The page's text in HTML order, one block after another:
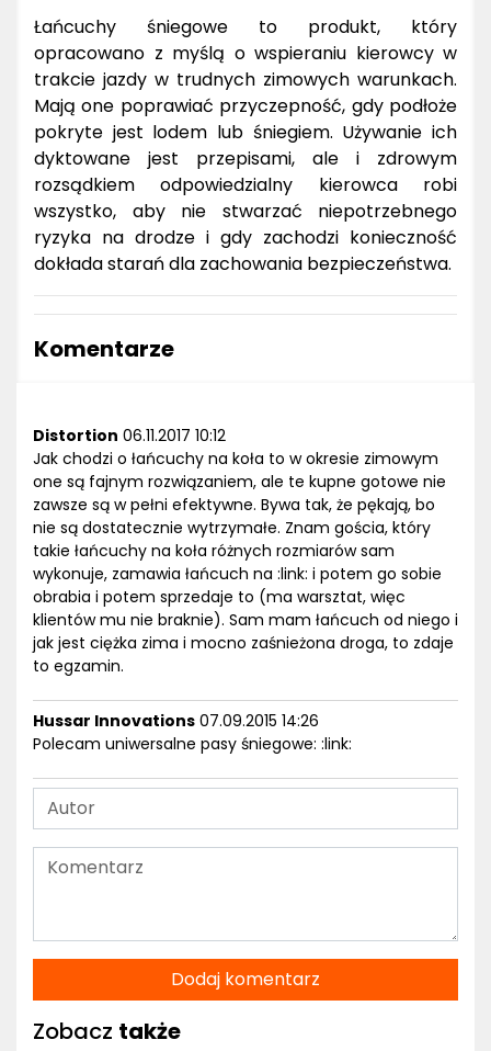
Łańcuchy śniegowe to produkt, który
opracowano z myślą o wspieraniu kierowcy w
trakcie jazdy w trudnych zimowych warunkach.
Mają one poprawiać przyczepność, gdy podłoże
pokryte jest lodem lub śniegiem. Używanie ich
dyktowane jest przepisami, ale i zdrowym
rozsądkiem odpowiedzialny kierowca robi
wszystko, aby nie stwarzać niepotrzebnego
ryzyka na drodze i gdy zachodzi konieczność
dokłada starań dla zachowania bezpieczeństwa.
Komentarze
Distortion 06.11.2017 10:12
Jak chodzi o łańcuchy na koła to w okresie zimowym
one są fajnym rozwiązaniem, ale te kupne gotowe nie
zawsze są w pełni efektywne. Bywa tak, że pękają, bo
nie są dostatecznie wytrzymałe. Znam gościa, który
takie łańcuchy na koła różnych rozmiarów sam
wykonuje, zamawia łańcuch na :link: i potem go sobie
obrabia i potem sprzedaje to (ma warsztat, więc
klientów mu nie braknie). Sam mam łańcuch od niego i
jak jest ciężka zima i mocno zaśnieżona droga, to zdaje
to egzamin.
Hussar Innovations 07.09.2015 14:26
Polecam uniwersalne pasy śniegowe: :link:
Dodaj komentarz
Zobacz także